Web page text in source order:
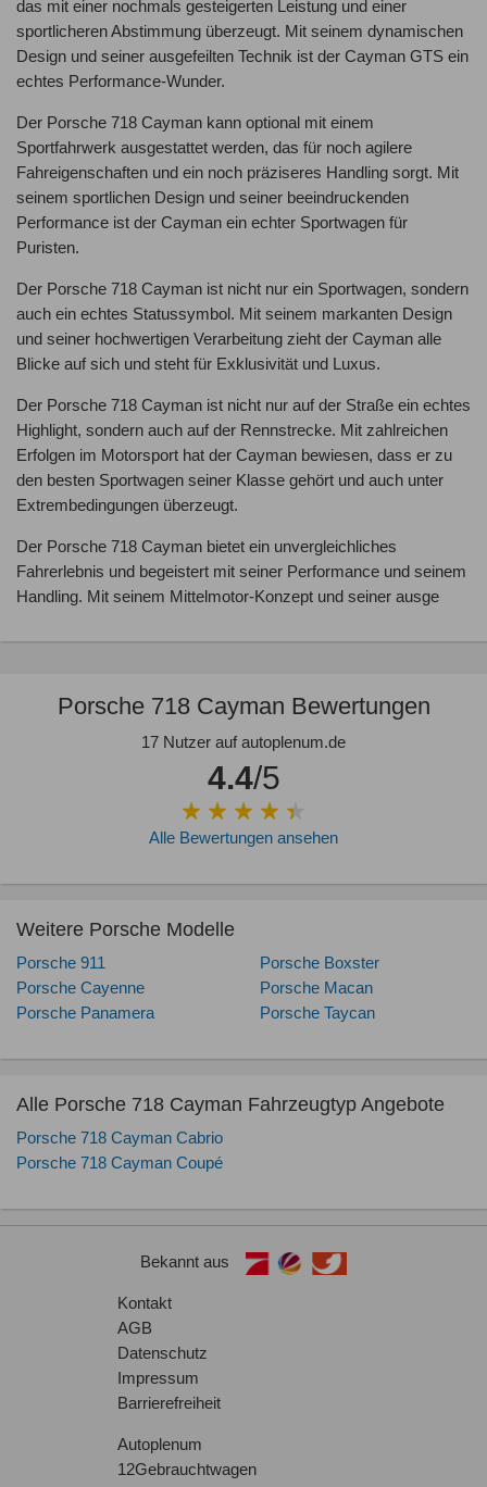
Porsche 718 Cayman Bewertungen
17 Nutzer auf autoplenum.de
4.4/5
Alle Bewertungen ansehen
Weitere Porsche Modelle
Porsche 911
Porsche Boxster
Porsche Cayenne
Porsche Macan
Porsche Panamera
Porsche Taycan
Alle Porsche 718 Cayman Fahrzeugtyp Angebote
Porsche 718 Cayman Cabrio
Porsche 718 Cayman Coupé
das mit einer nochmals gesteigerten Leistung und einer
sportlicheren Abstimmung überzeugt. Mit seinem dynamischen
Design und seiner ausgefeilten Technik ist der Cayman GTS ein
echtes Performance-Wunder.
Der Porsche 718 Cayman kann optional mit einem
Sportfahrwerk ausgestattet werden, das für noch agilere
Fahreigenschaften und ein noch präziseres Handling sorgt. Mit
seinem sportlichen Design und seiner beeindruckenden
Performance ist der Cayman ein echter Sportwagen für
Puristen.
Der Porsche 718 Cayman ist nicht nur ein Sportwagen, sondern
auch ein echtes Statussymbol. Mit seinem markanten Design
und seiner hochwertigen Verarbeitung zieht der Cayman alle
Blicke auf sich und steht für Exklusivität und Luxus.
Der Porsche 718 Cayman ist nicht nur auf der Straße ein echtes
Highlight, sondern auch auf der Rennstrecke. Mit zahlreichen
Erfolgen im Motorsport hat der Cayman bewiesen, dass er zu
den besten Sportwagen seiner Klasse gehört und auch unter
Extrembedingungen überzeugt.
Der Porsche 718 Cayman bietet ein unvergleichliches
Fahrerlebnis und begeistert mit seiner Performance und seinem
Handling. Mit seinem Mittelmotor-Konzept und seiner ausge
Bekannt aus
Kontakt
AGB
Datenschutz
Impressum
Barrierefreiheit
Autoplenum
12Gebrauchtwagen